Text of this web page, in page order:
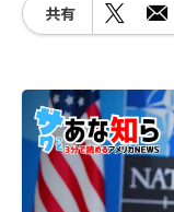
共有